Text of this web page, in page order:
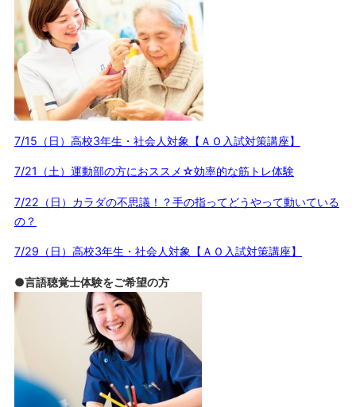
7/15（日）高校3年生・社会人対象【ＡＯ入試対策講座】
7/21（土）運動部の方におススメ☆効率的な筋トレ体験
7/22（日）カラダの不思議！？手の指ってどうやって動いている
の？
7/29（日）高校3年生・社会人対象【ＡＯ入試対策講座】
●言語聴覚士体験をご希望の方